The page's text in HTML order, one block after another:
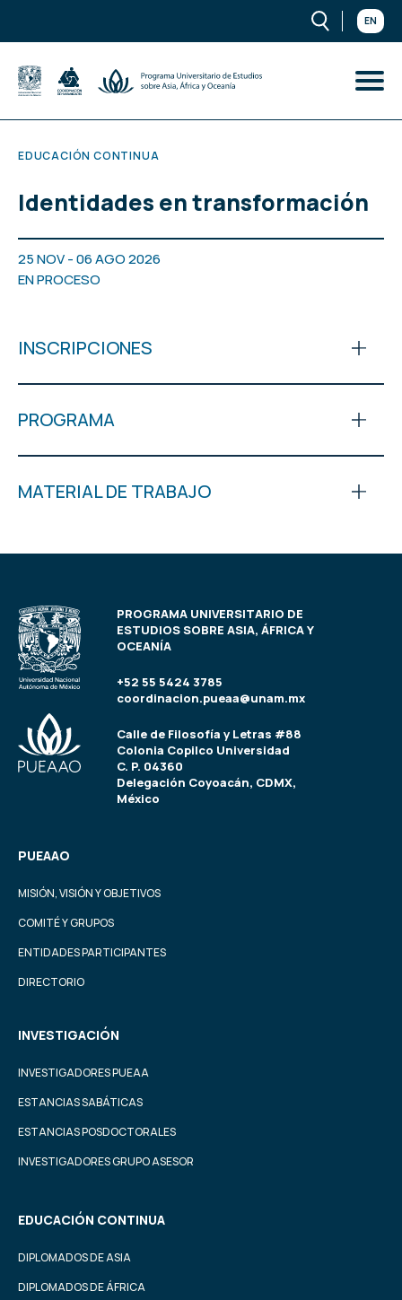
EN
EDUCACIÓN CONTINUA
Identidades en transformación
25 NOV - 06 AGO 2026
EN PROCESO
INSCRIPCIONES
PROGRAMA
MATERIAL DE TRABAJO
PROGRAMA UNIVERSITARIO DE
ESTUDIOS SOBRE ASIA, ÁFRICA Y
OCEANÍA
+52 55 5424 3785
coordinacion.pueaa@unam.mx
Calle de Filosofía y Letras #88
Colonia Copilco Universidad
C. P. 04360
Delegación Coyoacán, CDMX,
México
PUEAAO
MISIÓN, VISIÓN Y OBJETIVOS
COMITÉ Y GRUPOS
ENTIDADES PARTICIPANTES
DIRECTORIO
INVESTIGACIÓN
INVESTIGADORES PUEAA
ESTANCIAS SABÁTICAS
ESTANCIAS POSDOCTORALES
INVESTIGADORES GRUPO ASESOR
EDUCACIÓN CONTINUA
DIPLOMADOS DE ASIA
DIPLOMADOS DE ÁFRICA